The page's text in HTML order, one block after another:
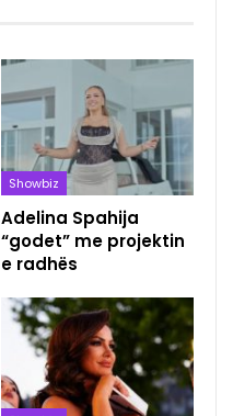
Showbiz
Adelina Spahija
“godet” me projektin
e radhës